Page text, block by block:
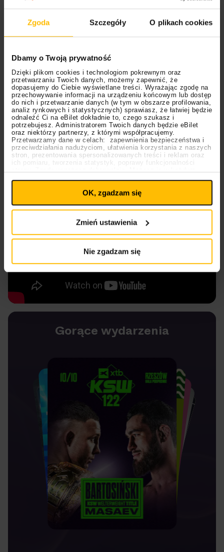
Zgoda Szczegóły O plikach cookies
Dbamy o Twoją prywatność
Dzięki plikom cookies i technologiom pokrewnym oraz
przetwarzaniu Twoich danych, możemy zapewnić, że
dopasujemy do Ciebie wyświetlane treści. Wyrażając zgodę na
przechowywanie informacji na urządzeniu końcowym lub dostęp
do nich i przetwarzanie danych (w tym w obszarze profilowania,
analiz rynkowych i statystycznych) sprawiasz, że łatwiej będzie
odnaleźć Ci na eBilet dokładnie to, czego szukasz i
potrzebujesz. Administratorem Twoich danych będzie eBilet
oraz niektórzy partnerzy, z którymi współpracujemy.
Przetwarzamy dane w celach: zapewnienia bezpieczeństwa i
przeciwdziałania nadużyciom, ułatwienia korzystania z naszych
stron, prezentowania spersonalizowanych treści i reklam oraz
ich pomiaru, tworzenia statystyk, poprawy funkcjonalności
plików cookies
wpływa na legalność uprzedniego przetwarzania.
Polityka plików cookies
OK, zgadzam się
Zmień ustawienia
Nie zgadzam się
przypadku utworów The Cure akustyczne wersje
miksami i poziomami, ale i tak – w mojej opinii – udało
się zachować klimat kameralnego występu a same
ciekawie. Nowe aranże w każdym razie nie mają
zadania przenieść znanych melodii na jakieś nowe,
ekscytujące terytoria dźwiękowe. Popowe utwory,
takie jak “Lovesong” i “Just Like Heaven” idealnie
nadawały się na akustyczny występ. Większym
wyzwaniem i zaskoczeniem na pewno są bardziej
post-punkowe numery, takie jak “Boys Don’t Cry” i “A
Letter to Elise”, które w nowej odsłonie wypadły
naprawdę interesująco. Moim faworytem na płycie jest
z pewnością nowe wykonanie utworu “A Forest”.
Gorące wydarzenia